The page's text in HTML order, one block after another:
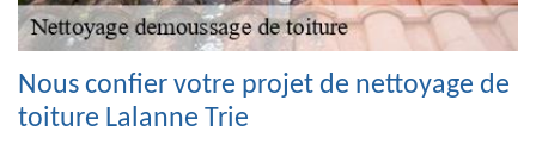
Nous confier votre projet de nettoyage de
toiture Lalanne Trie